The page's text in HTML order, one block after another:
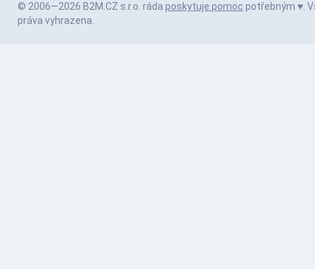
© 2006—2026 B2M.CZ s.r.o. ráda poskytuje pomoc potřebným ♥️.
práva vyhrazena.